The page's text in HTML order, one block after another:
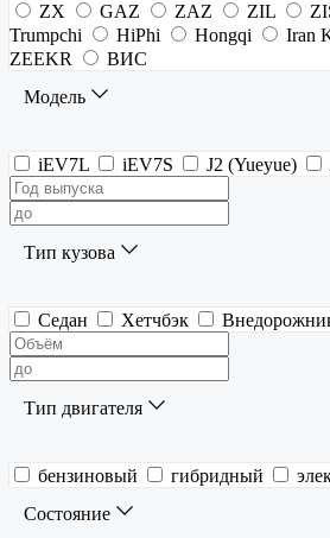
ZX
GAZ ZAZ ZIL
Trumpchi
HiPhi Hongqi Iran
ZEEKR
ВИС
Модель
iEV7L iEV7S J2 (Yueyue)
Тип кузова
Седан Хетчбэк
Тип двигателя
бензиновый гибридный
Состояние